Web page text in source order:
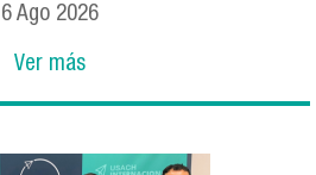
6 Ago 2026
Ver más